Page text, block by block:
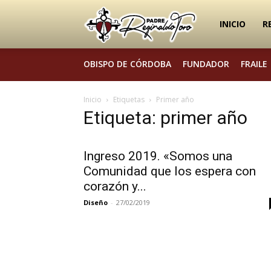
Padre
Toro
INICIO
OBISPO DE CÓRDOBA FUNDADOR FRAILE
Inicio Etiquetas Primer año
Etiqueta: primer año
Ingreso 2019. «Somos una
Comunidad que los espera con
corazón y...
Diseño - 27/02/2019